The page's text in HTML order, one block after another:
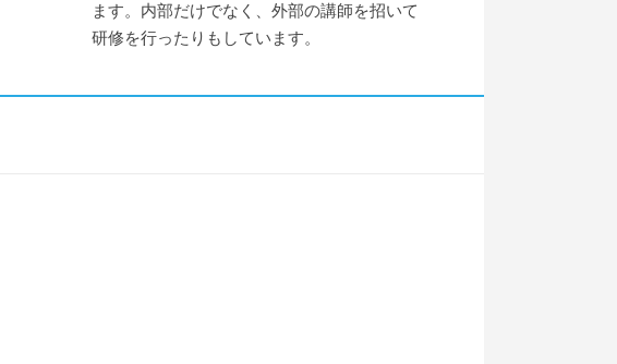
ます。内部だけでなく、外部の講師を招いて
研修を行ったりもしています。